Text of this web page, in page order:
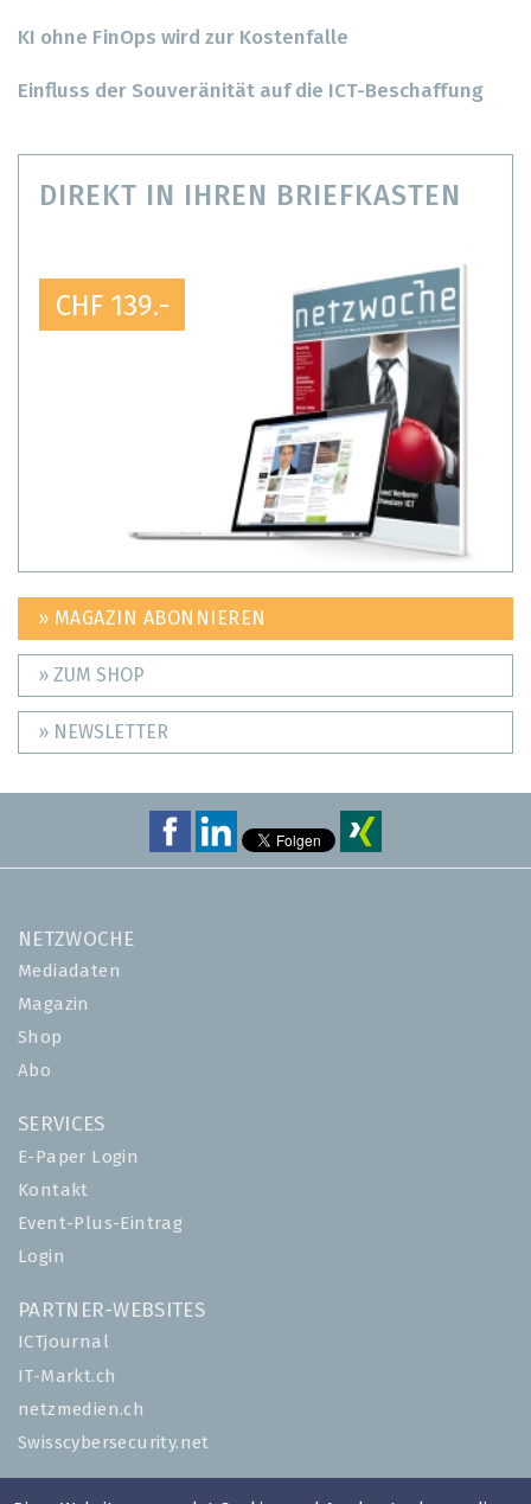
KI ohne FinOps wird zur Kostenfalle
Einfluss der Souveränität auf die ICT-Beschaffung
DIREKT IN IHREN BRIEFKASTEN
CHF 139.-
» MAGAZIN ABONNIEREN
» ZUM SHOP
» NEWSLETTER
NETZWOCHE
Mediadaten
Magazin
Shop
Abo
SERVICES
E-Paper Login
Kontakt
Event-Plus-Eintrag
Login
PARTNER-WEBSITES
ICTjournal
IT-Markt.ch
netzmedien.ch
Swisscybersecurity.net
© NETZMEDIEN AG 2026